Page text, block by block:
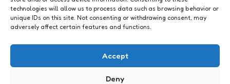
technologies will allow us to process data such as browsing behavior or
unique IDs on this site. Not consenting or withdrawing consent, may
adversely affect certain features and functions.
Accept
Deny
19Comments 2 Min Read
De afgelopen maanden ben ik hard op zoek